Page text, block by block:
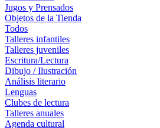
Jugos y Prensados
Objetos de la Tienda
Todos
Talleres infantiles
Talleres juveniles
Escritura/Lectura
Dibujo / Ilustración
Análisis literario
Lenguas
Clubes de lectura
Talleres anuales
Agenda cultural